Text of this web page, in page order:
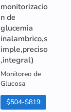
monitorizacio
n de
glucemia
inalambrico,s
imple,preciso
,integral)
Monitoreo de
Glucosa
$504-$819